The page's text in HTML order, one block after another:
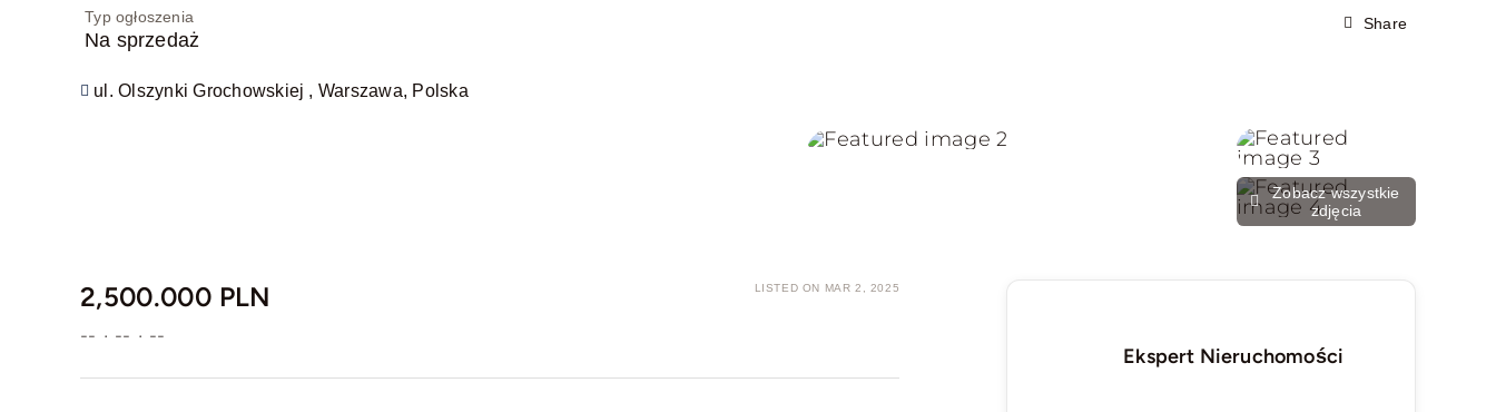
Typ ogłoszenia
Na sprzedaż
ul. Olszynki Grochowskiej , Warszawa, Polska
Share
Zobacz wszystkie
zdjęcia
2,500.000 PLN LISTED ON MAR 2, 2025
-- · -- · --
Ekspert Nieruchomości